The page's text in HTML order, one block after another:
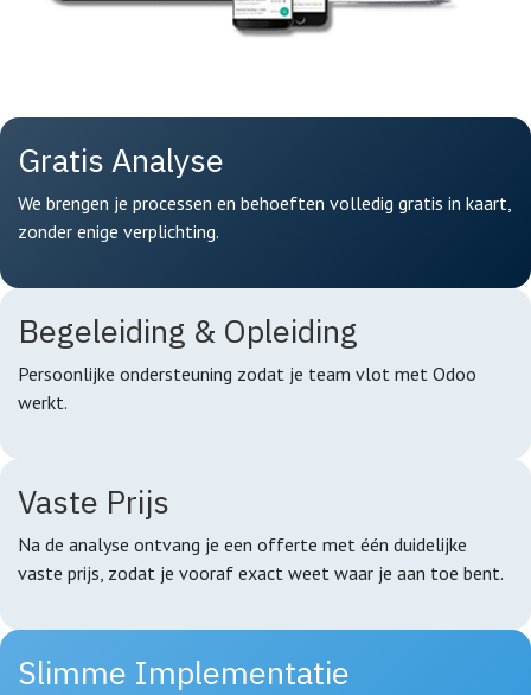
Gratis Analyse
We brengen je processen en behoeften volledig gratis in kaart,
zonder enige verplichting.
Begeleiding & Opleiding
Persoonlijke ondersteuning zodat je team vlot met Odoo
werkt.
Vaste Prijs
Na de analyse ontvang je een offerte met één duidelijke
vaste prijs, zodat je vooraf exact weet waar je aan toe bent.
Slimme Implementatie